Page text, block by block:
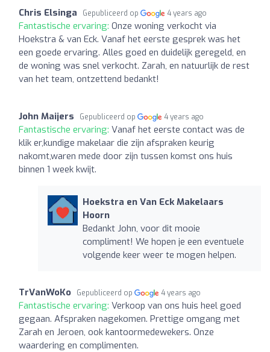
Chris Elsinga Gepubliceerd op 4 years ago
Fantastische ervaring: Onze woning verkocht via
Hoekstra & van Eck. Vanaf het eerste gesprek was het
een goede ervaring. Alles goed en duidelijk geregeld, en
de woning was snel verkocht. Zarah, en natuurlijk de rest
van het team, ontzettend bedankt!
John Maijers Gepubliceerd op 4 years ago
Fantastische ervaring: Vanaf het eerste contact was de
klik er,kundige makelaar die zijn afspraken keurig
nakomt,waren mede door zijn tussen komst ons huis
binnen 1 week kwijt.
Hoekstra en Van Eck Makelaars
Hoorn
Bedankt John, voor dit mooie
compliment! We hopen je een eventuele
volgende keer weer te mogen helpen.
TrVanWoKo Gepubliceerd op 4 years ago
Fantastische ervaring: Verkoop van ons huis heel goed
gegaan. Afspraken nagekomen. Prettige omgang met
Zarah en Jeroen, ook kantoormedewekers. Onze
waardering en complimenten.